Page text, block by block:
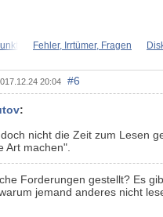
Fehler, Irrtümer, Fragen
20:04 #6
:
nicht die Zeit zum Lesen
Art machen".
Forderungen gestellt? Es
jemand anderes nicht